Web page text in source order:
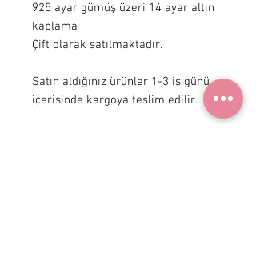
925 ayar gümüş üzeri 14 ayar altın
kaplama
Çift olarak satılmaktadır.
Satın aldığınız ürünler 1-3 iş günü
içerisinde kargoya teslim edilir.